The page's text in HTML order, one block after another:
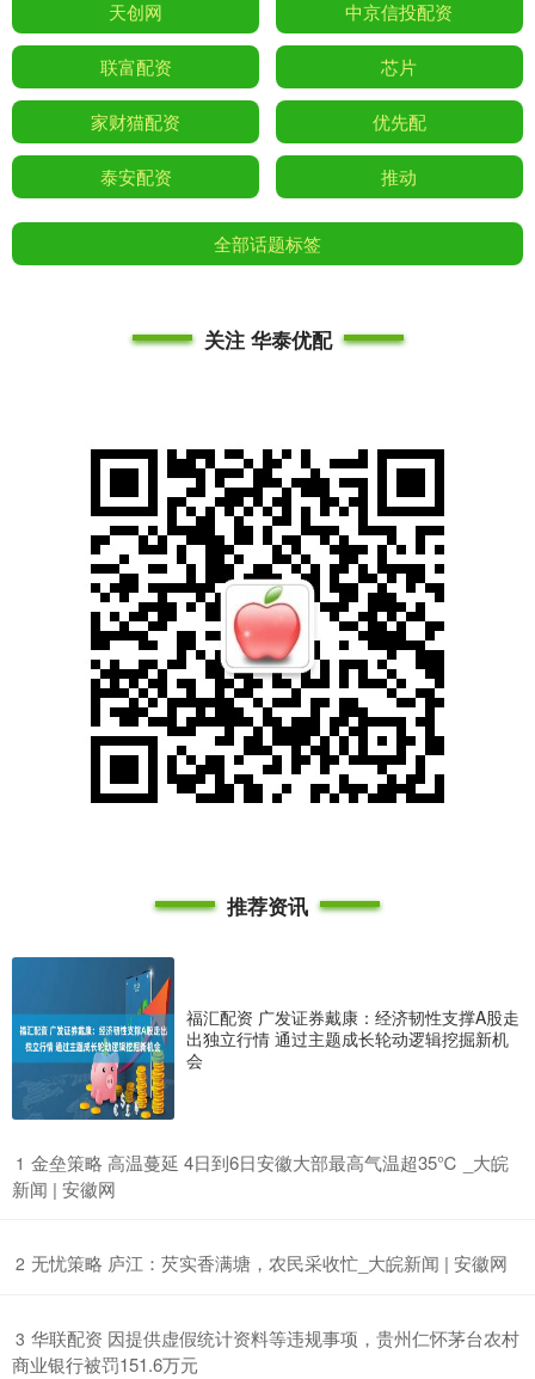
天创网 中京信投配资
联富配资 芯片
家财猫配资 优先配
泰安配资 推动
全部话题标签
关注 华泰优配
推荐资讯
福汇配资 广发证券戴康：经济韧性支撑A股走
出独立行情 通过主题成长轮动逻辑挖掘新机
会
1 ​金垒策略 高温蔓延 4日到6日安徽大部最高气温超35℃ _大皖
新闻 | 安徽网
2 ​无忧策略 庐江：芡实香满塘，农民采收忙_大皖新闻 | 安徽网
3 ​华联配资 因提供虚假统计资料等违规事项，贵州仁怀茅台农村
商业银行被罚151.6万元